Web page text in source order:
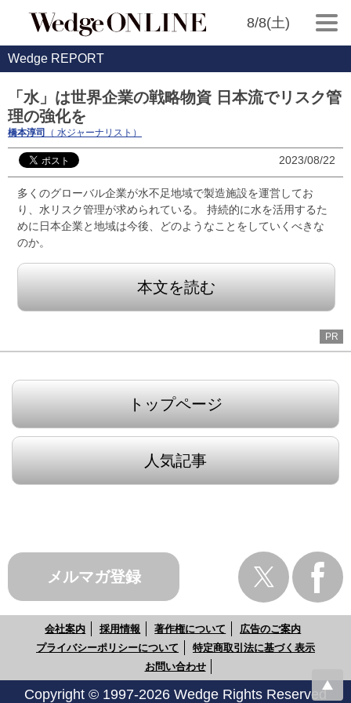
8/8(土)
Wedge REPORT
「水」は世界企業の戦略物資 日本流でリスク管
理の強化を
橋本淳司 （ 水ジャーナリスト）
2023/08/22
多くのグローバル企業が水不足地域で製造施設を運営してお
り、水リスク管理が求められている。 持続的に水を活用するた
めに日本企業と地域は今後、どのようなことをしていくべきな
のか。
本文を読む
PR
トップページ
人気記事
メルマガ登録
会社案内 採用情報 著作権について
広告のご案内
プライバシーポリシーについて
特定商取引法に基づく表示
お問い合わせ
Copyright © 1997-2026 Wedge Rights Reserved